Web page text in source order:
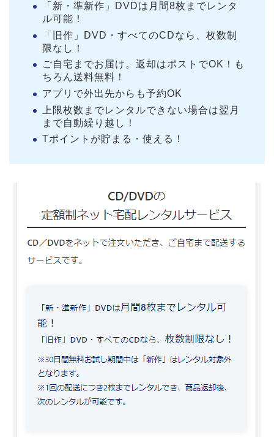
「新・準新作」DVDは月間8枚までレンタ
ル可能！
「旧作」DVD・すべてのCDなら、枚数制
限なし！
ご自宅までお届け。返却はポストでOK！も
ちろん送料無料！
アプリで外出先からも予約OK
上限枚数までレンタルできない場合は翌月
まで自動繰り越し！
Tポイントが貯まる・使える！